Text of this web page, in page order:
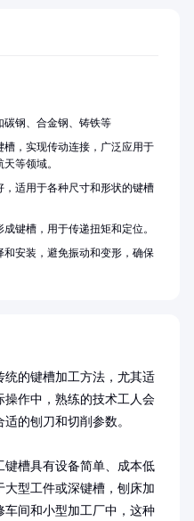
统的键槽加工方法，尤其适
操作中，熟练的技术工人会
的刨刀和切削参数。
槽具有设备简单、成本低
型工件或深键槽，刨床加
间和小型加工厂中，这种
碳钢、合金钢、铸铁等
槽，实现传动连接，广泛应用于
等领域。
适用于各种尺寸和形状的键槽
键槽，用于传递扭矩和定位。
安装，避免振动和变形，确保